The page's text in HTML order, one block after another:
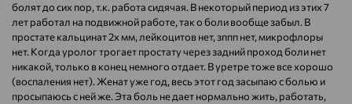
болят до сих пор, т.к. работа сидячая. В некоторый период из этих 7
лет работал на подвижной работе, так о боли вообще забыл. В
простате кальцинат 2х мм, лейкоцитов нет, зппп нет, микрофлоры
нет. Когда уролог трогает простату через задний проход боли нет
никакой, только в конец немного отдает. В уретре тоже все хорошо
(воспаления нет). Женат уже год, весь этот год засыпаю с болью и
просыпаюсь с ней же. Эта боль не дает нормально жить, работать,